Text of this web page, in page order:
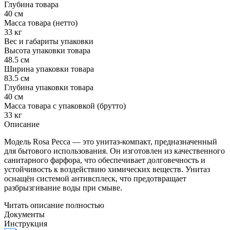
Глубина товара
40 см
Масса товара (нетто)
33 кг
Вес и габариты упаковки
Высота упаковки товара
48.5 см
Ширина упаковки товара
83.5 см
Глубина упаковки товара
40 см
Масса товара с упаковкой (брутто)
33 кг
Описание
Модель Rosa Pecca — это унитаз-компакт, предназначенный
для бытового использования. Он изготовлен из качественного
санитарного фарфора, что обеспечивает долговечность и
устойчивость к воздействию химических веществ. Унитаз
оснащён системой антивсплеск, что предотвращает
разбрызгивание воды при смыве.
Читать описание полностью
Документы
Инструкция